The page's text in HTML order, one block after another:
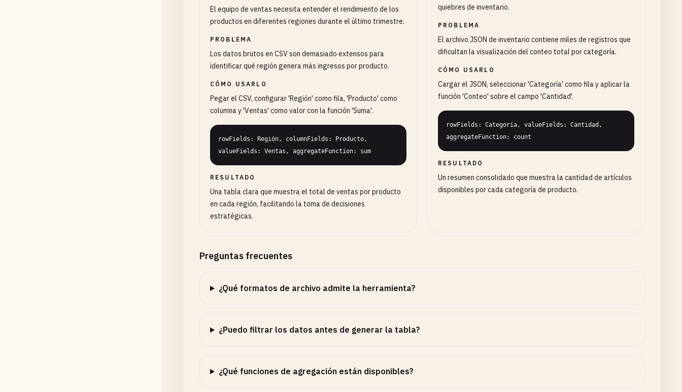
El equipo de ventas necesita entender el rendimiento de los
productos en diferentes regiones durante el último trimestre.
PROBLEMA
Los datos brutos en CSV son demasiado extensos para
identificar qué región genera más ingresos por producto.
CÓMO USARLO
Pegar el CSV, configurar 'Región' como fila, 'Producto' como
columna y 'Ventas' como valor con la función 'Suma'.
rowFields: Región, columnFields: Producto,
valueFields: Ventas, aggregateFunction: sum
RESULTADO
Una tabla clara que muestra el total de ventas por producto
en cada región, facilitando la toma de decisiones
estratégicas.
quiebres de inventario.
PROBLEMA
El archivo JSON de inventario contiene miles de registros que
dificultan la visualización del conteo total por categoría.
CÓMO USARLO
Cargar el JSON, seleccionar 'Categoría' como fila y aplicar la
función 'Conteo' sobre el campo 'Cantidad'.
rowFields: Categoría, valueFields: Cantidad,
aggregateFunction: count
RESULTADO
Un resumen consolidado que muestra la cantidad de artículos
disponibles por cada categoría de producto.
Preguntas frecuentes
¿Qué formatos de archivo admite la herramienta?
¿Puedo filtrar los datos antes de generar la tabla?
¿Qué funciones de agregación están disponibles?